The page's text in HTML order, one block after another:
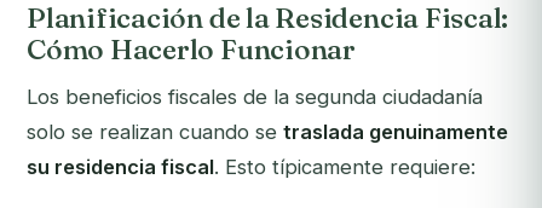
Planificación de la Residencia Fiscal:
Cómo Hacerlo Funcionar
Los beneficios fiscales de la segunda ciudadanía
solo se realizan cuando se traslada genuinamente
su residencia fiscal. Esto típicamente requiere: